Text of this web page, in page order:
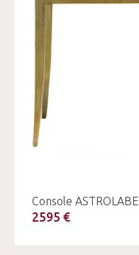
Console ASTROLABE
2595 €